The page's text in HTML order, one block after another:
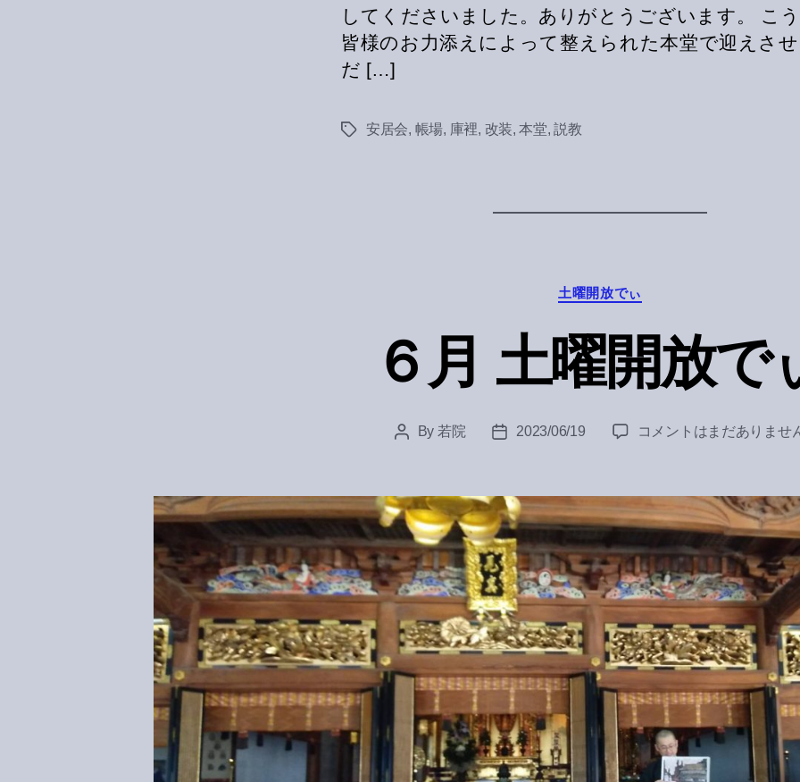
してくださいました。ありがとうございます。 こ
皆様のお力添えによって整えられた本堂で迎えさ
だ […]
Tags安居会, 帳場, 庫裡, 改装,本堂,説教
Categories
土曜開放でぃ
６月 土曜開放で
PostBy 若院
Post2023/06/19
６
曜
開
で
ぃ
へ
の
コメントはまだありませ